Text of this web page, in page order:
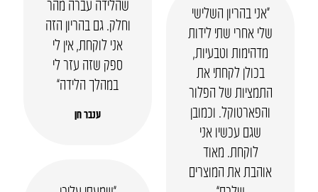
שהלידה עברה מהר
וחלק. גם בהריון הזה
אני לוקחת, אין לי
ספק שזה עזר לי
במהלך הלידה”
ענבר חן
“אני בהריון השלישי
שלי אחרי שתי לידות
מדהימות וטבעיות,
בכולן לקחתי את
התמציות של הפלור
והפארטוקל. וכמובן
שגם עכשיו אני
לוקחת. מאוד
אוהבת את המוצרים